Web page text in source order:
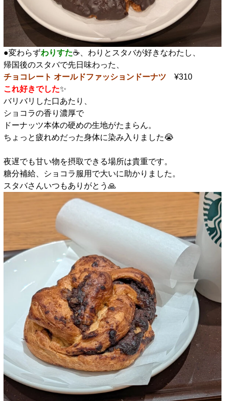
●変わらずわりすた☕、わりとスタバが好きなわたし、
帰国後のスタバで先日味わった、
チョコレート オールドファッションドーナツ ¥310
これ好きでした✨️
バリバリした口あたり、
ショコラの香り濃厚で
ドーナッツ本体の硬めの生地がたまらん。
ちょっと疲れめだった身体に染み入りました😭
夜遅でも甘い物を摂取できる場所は貴重です。
糖分補給、ショコラ服用で大いに助かりました。
スタバさんいつもありがとう🙏